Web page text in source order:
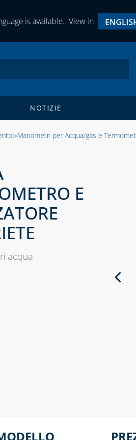
is available. View in
NOTIZIE
>Manometri per Acqua/gas e
E
acqua